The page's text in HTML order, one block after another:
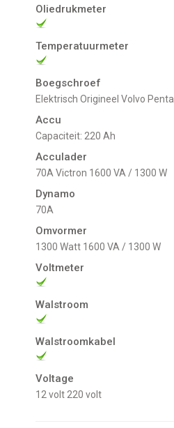
Oliedrukmeter
Temperatuurmeter
Boegschroef
Elektrisch Origineel Volvo Penta
Accu
Capaciteit: 220 Ah
Acculader
70A Victron 1600 VA / 1300 W
Dynamo
70A
Omvormer
1300 Watt 1600 VA / 1300 W
Voltmeter
Walstroom
Walstroomkabel
Voltage
12 volt 220 volt